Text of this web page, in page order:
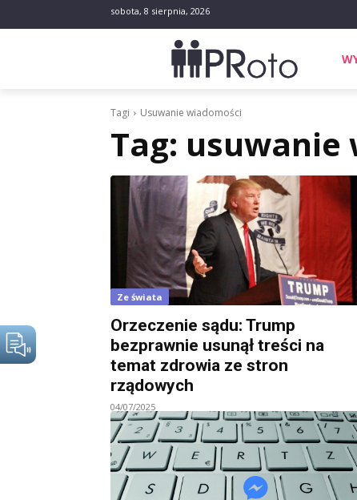
sobota, 8 sierpnia, 2026
Tagi Usuwanie wiadomości
Tag: usuwanie
Ze świata
Orzeczenie sądu: Trump
bezprawnie usunął treści na
temat zdrowia ze stron
rządowych
04/07/2025